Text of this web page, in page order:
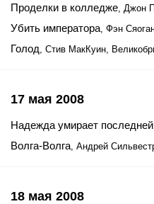
Проделки в колледже, Джон
Убить императора, Фэн
Голод, Стив МакКуин,
17 мая 2008
Надежда умирает последней
Волга-Волга, Андрей
18 мая 2008